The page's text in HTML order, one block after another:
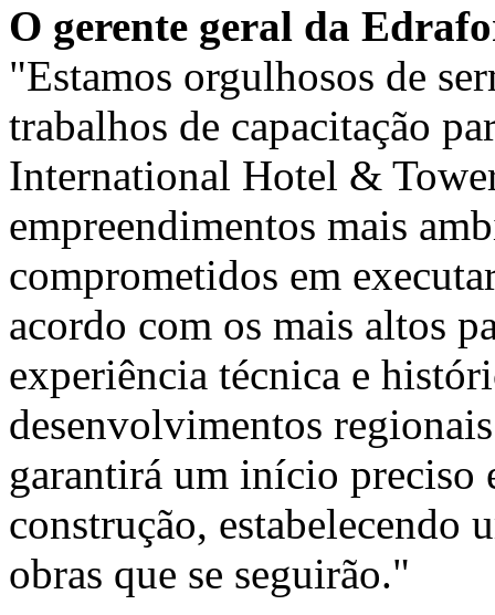
O gerente geral da
"Estamos orgulhosos de
trabalhos de capacitação
International Hotel &
empreendimentos mais
comprometidos em
acordo com os mais altos
experiência técnica e
desenvolvimentos
garantirá um início preciso
construção, estabelecendo
obras que se seguirão."